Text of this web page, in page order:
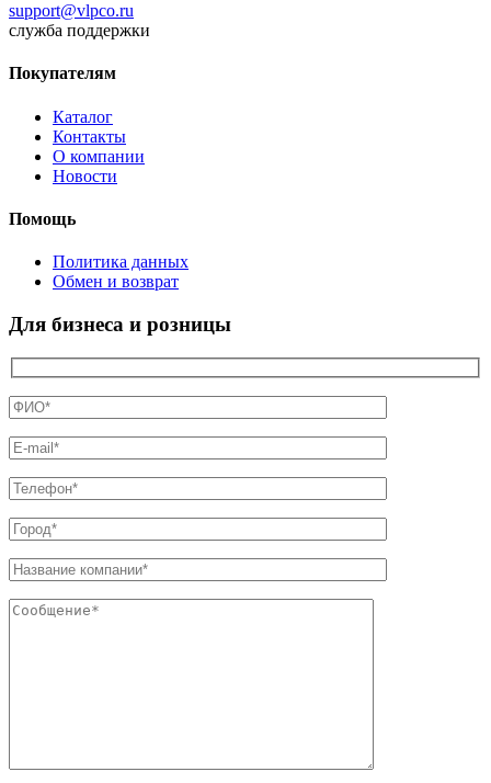
support@vlpco.ru
служба поддержки
Покупателям
Каталог
Контакты
О компании
Новости
Помощь
Политика данных
Обмен и возврат
Для бизнеса и розницы